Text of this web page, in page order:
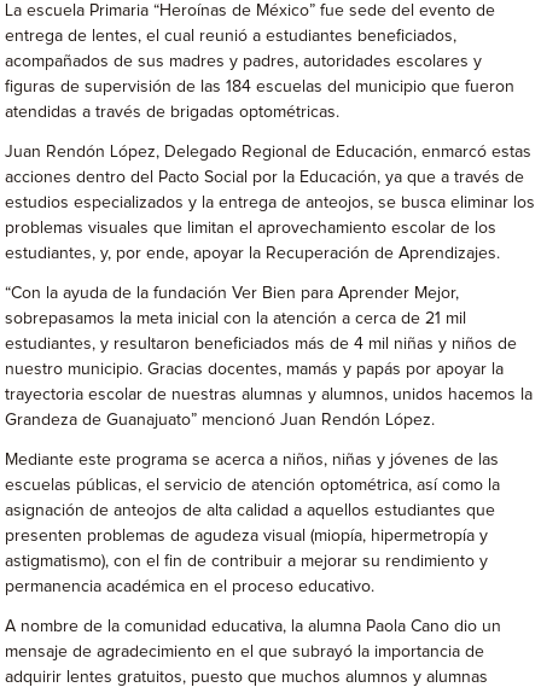
La escuela Primaria “Heroínas de México” fue sede del evento de
entrega de lentes, el cual reunió a estudiantes beneficiados,
acompañados de sus madres y padres, autoridades escolares y
figuras de supervisión de las 184 escuelas del municipio que fueron
atendidas a través de brigadas optométricas.
Juan Rendón López, Delegado Regional de Educación, enmarcó estas
acciones dentro del Pacto Social por la Educación, ya que a través de
estudios especializados y la entrega de anteojos, se busca eliminar los
problemas visuales que limitan el aprovechamiento escolar de los
estudiantes, y, por ende, apoyar la Recuperación de Aprendizajes.
“Con la ayuda de la fundación Ver Bien para Aprender Mejor,
sobrepasamos la meta inicial con la atención a cerca de 21 mil
estudiantes, y resultaron beneficiados más de 4 mil niñas y niños de
nuestro municipio. Gracias docentes, mamás y papás por apoyar la
trayectoria escolar de nuestras alumnas y alumnos, unidos hacemos la
Grandeza de Guanajuato” mencionó Juan Rendón López.
Mediante este programa se acerca a niños, niñas y jóvenes de las
escuelas públicas, el servicio de atención optométrica, así como la
asignación de anteojos de alta calidad a aquellos estudiantes que
presenten problemas de agudeza visual (miopía, hipermetropía y
astigmatismo), con el fin de contribuir a mejorar su rendimiento y
permanencia académica en el proceso educativo.
A nombre de la comunidad educativa, la alumna Paola Cano dio un
mensaje de agradecimiento en el que subrayó la importancia de
adquirir lentes gratuitos, puesto que muchos alumnos y alumnas